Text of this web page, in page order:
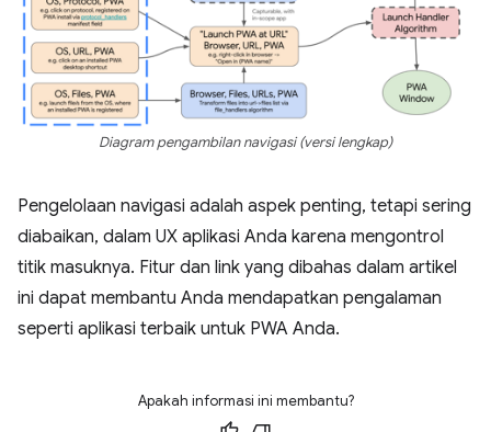
Diagram pengambilan navigasi (versi lengkap)
Pengelolaan navigasi adalah aspek penting, tetapi sering
diabaikan, dalam UX aplikasi Anda karena mengontrol
titik masuknya. Fitur dan link yang dibahas dalam artikel
ini dapat membantu Anda mendapatkan pengalaman
seperti aplikasi terbaik untuk PWA Anda.
Apakah informasi ini membantu?